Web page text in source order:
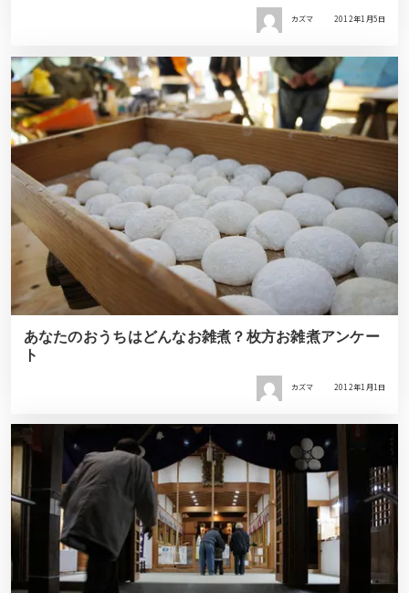
カズマ 2012年1月5日
あなたのおうちはどんなお雑煮？枚方お雑煮アンケー
ト
カズマ 2012年1月1日